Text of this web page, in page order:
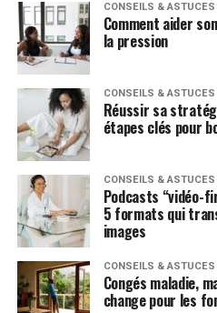
CONSEILS & ASTUCES
Comment aider
la pression
CONSEILS & ASTUCES
Réussir sa
étapes clés pour
CONSEILS & ASTUCES
Podcasts “vidéo-
5 formats qui
images
CONSEILS & ASTUCES
Congés maladie,
change pour les